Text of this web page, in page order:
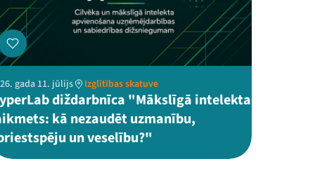
gada 11. jūlijs Izglītības skatuve
diždarbnīca "Mākslīgā intelekta
kā nezaudēt uzmanību,
un veselību?"